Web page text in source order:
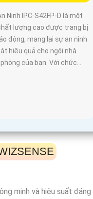
Ninh IPC-S42FP-D là một
lượng cao được trang bị
động, mang lại sự an ninh
hiệu quả cho ngôi nhà
của bạn. Với chức...
minh và hiệu suất